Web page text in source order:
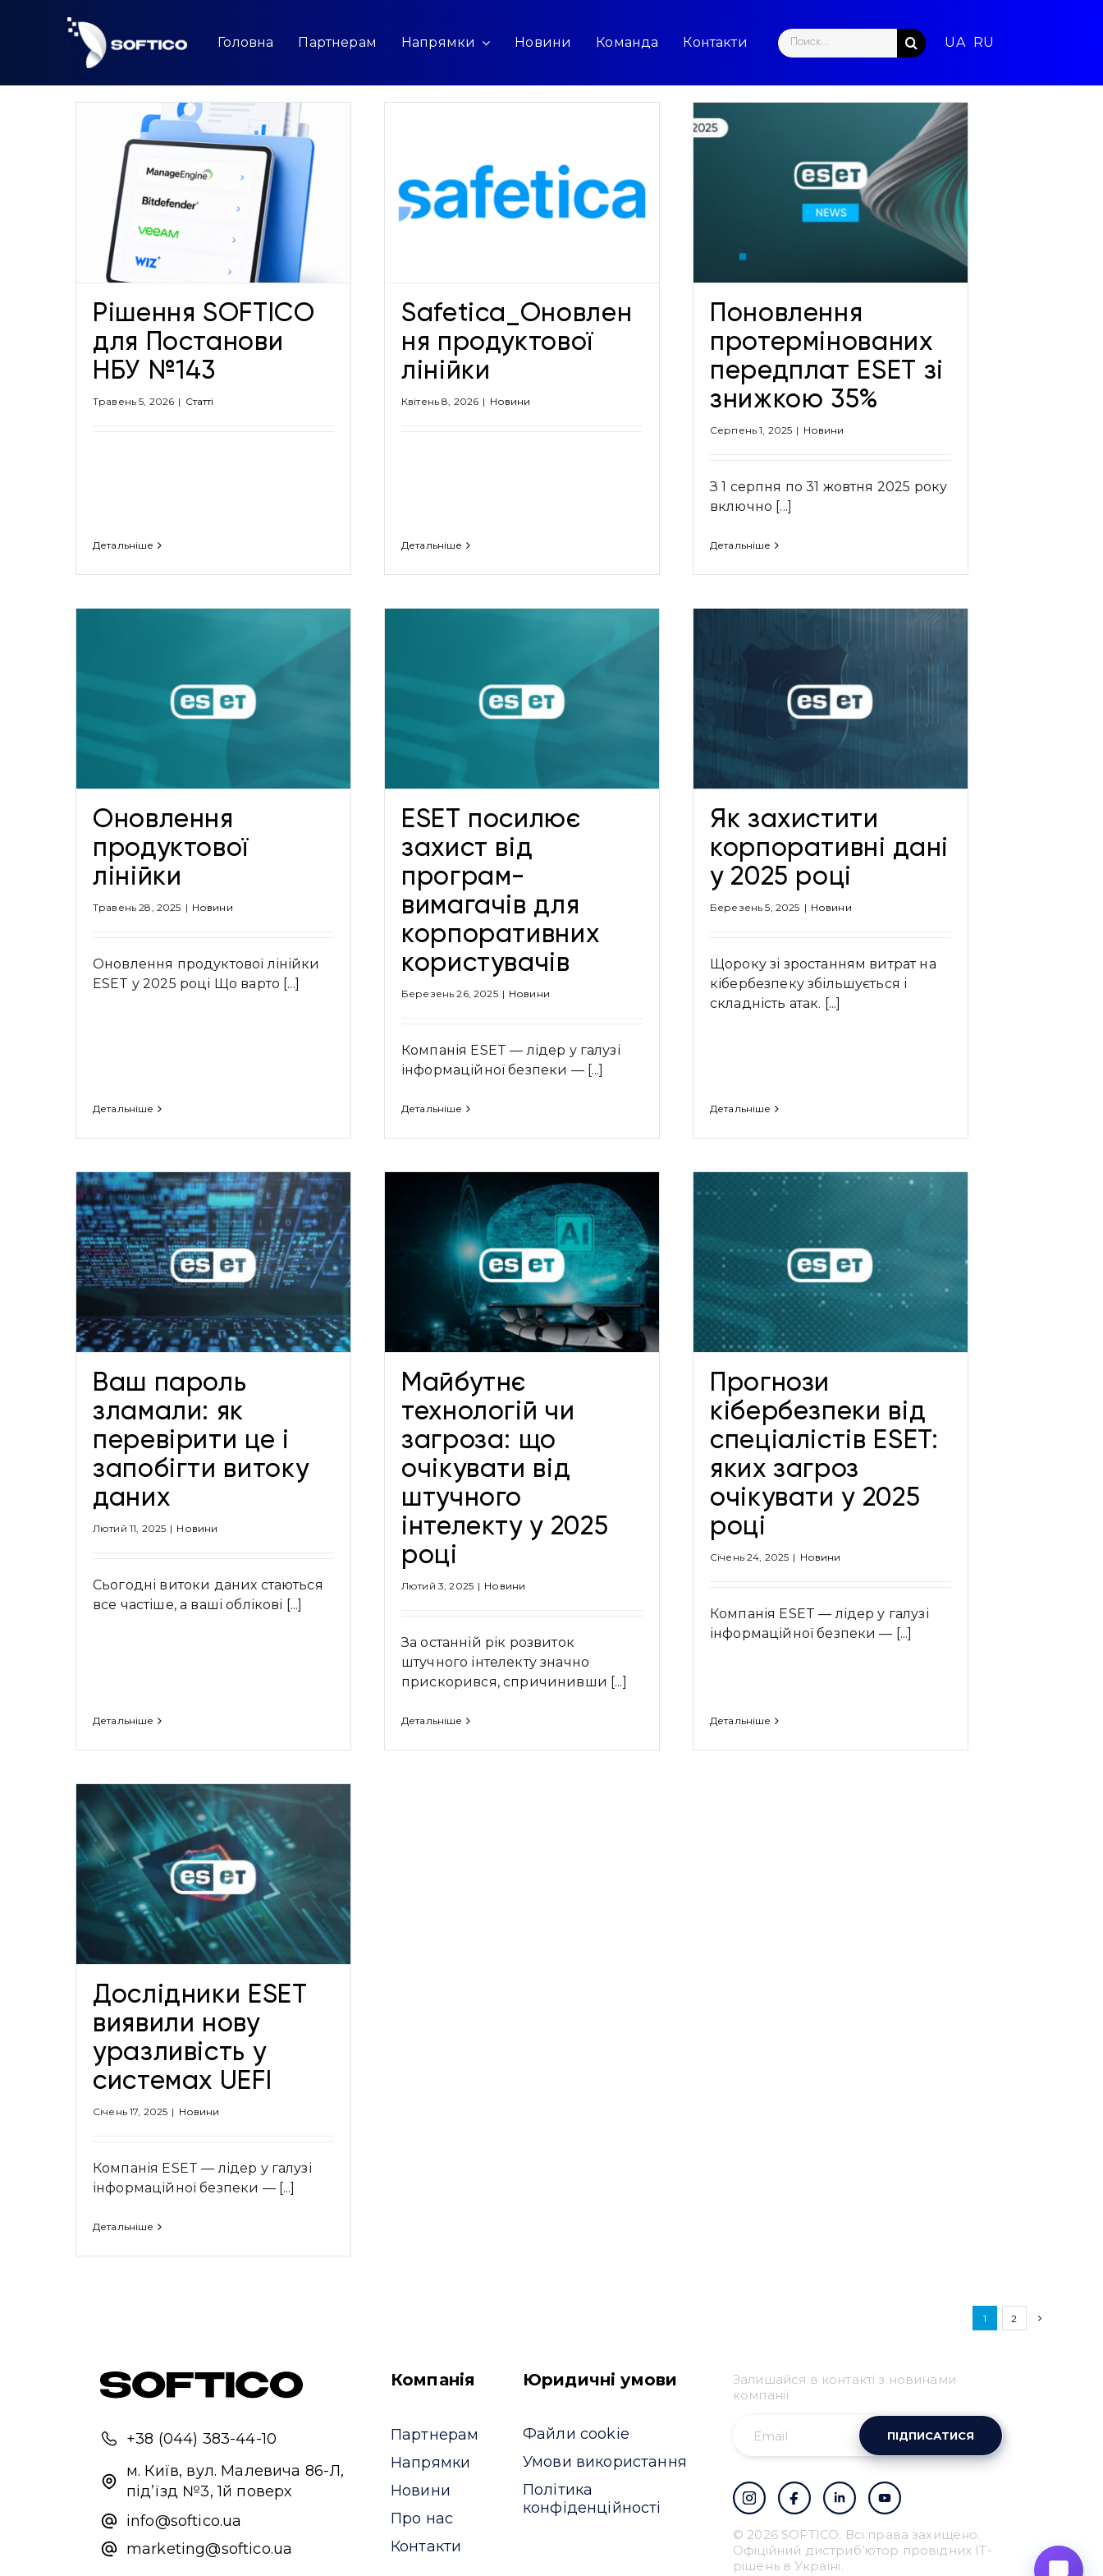
Головна Партнерам Напрямки Новини Команда Контакти
Search
for:
Рішення SOFTICO
для Постанови
НБУ №143
Травень 5, 2026 | Cтатті
Детальніше
Safetica_Оновлення
продуктової лінійки
Новини
Safetica_Оновлен
ня продуктової
лінійки
Квітень 8, 2026 | Новини
Детальніше
Поновлення
протермінованих
передплат ESET зі знижкою
Поновлення
протермінованих
передплат ESET зі
знижкою 35%
Серпень 1, 2025 | Новини
З 1 серпня по 31 жовтня 2025 року
включно [...]
Детальніше
Оновлення
продуктової
лінійки
Травень 28, 2025 | Новини
Оновлення продуктової лінійки
ESET у 2025 році Що варто [...]
Детальніше
ESET посилює захист від
програм-вимагачів для
ESET посилює
захист від
програм-
вимагачів для
корпоративних
користувачів
Березень 26, 2025 | Новини
Компанія ESET — лідер у галузі
інформаційної безпеки — [...]
Детальніше
Як захистити корпоративні
дані у 2025 році
Як захистити
корпоративні дані
у 2025 році
Березень 5, 2025 | Новини
Щороку зі зростанням витрат на
кібербезпеку збільшується і
складність атак. [...]
Детальніше
Ваш пароль
зламали: як
перевірити це і
запобігти витоку
даних
Лютий 11, 2025 | Новини
Сьогодні витоки даних стаються
все частіше, а ваші облікові [...]
Детальніше
Майбутнє технологій чи
загроза: що очікувати від
штучного інтелекту у 2025
Новини
Майбутнє
технологій чи
загроза: що
очікувати від
штучного
інтелекту у 2025
році
Лютий 3, 2025 | Новини
За останній рік розвиток
штучного інтелекту значно
прискорився, спричинивши [...]
Детальніше
Прогнози кібербезпеки від
спеціалістів ESET: яких
загроз очікувати у 2025 році
Новини
Прогнози
кібербезпеки від
спеціалістів ESET:
яких загроз
очікувати у 2025
році
Січень 24, 2025 | Новини
Компанія ESET — лідер у галузі
інформаційної безпеки — [...]
Детальніше
Дослідники ESET
виявили нову
уразливість у
системах UEFI
Січень 17, 2025 | Новини
Компанія ESET — лідер у галузі
інформаційної безпеки — [...]
Детальніше
1 2
+38 (044) 383-44-10
м. Київ, вул. Малевича 86-Л,
під’їзд №3, 1й поверх
info@softico.ua
marketing@softico.ua
Компанія
Партнерам
Напрямки
Новини
Про нас
Контакти
Юридичні умови
Файли cookie
Умови використання
Політика
конфіденційності
Залишайся в контакті з новинами
компанії
ПІДПИСАТИСЯ
© 2026 SOFTICO. Всі права захищено.
Офіційний дистриб’ютор провідних IT-
рішень в Україні.
Привіт 👋, чим тобі
Ми зазвичай відповідаємо дуже швидко
Надіслати повідомлення